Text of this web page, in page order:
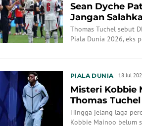
Sean Dyche
Jangan
Thomas Tuchel sebut
Piala Dunia 2026, eks
PIALA DUNIA 18 Jul
Misteri Kobbie
Thomas
Akhirnya
Hingga jelang laga
Kobbie Mainoo belum